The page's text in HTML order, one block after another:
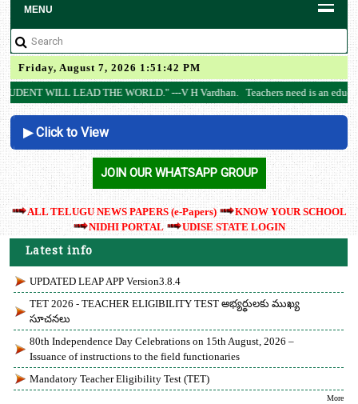
MENU
Friday, August 7, 2026 1:51:42 PM
WILL LEAD THE WORLD." ---V H Vardhan. Teachers need is an
▶ Click to View
AP SCERT
JOIN OUR WHATSAPP GROUP
ALL TELUGU NEWS PAPERS (e-Papers)
KNOW YOUR SCHOOL
NIDHI PORTAL
UDISE STATE LOGIN
Latest info
UPDATED LEAP APP Version3.8.4
TET 2026 - TEACHER ELIGIBILITY TEST అభ్యర్థులకు ముఖ్య
సూచనలు
80th Independence Day Celebrations on 15th August, 2026 –
Issuance of instructions to the field functionaries
Mandatory Teacher Eligibility Test (TET)
More